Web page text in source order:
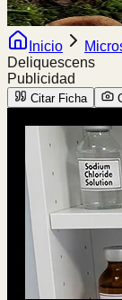
Inicio
Deliquescens
Publicidad
Citar Ficha